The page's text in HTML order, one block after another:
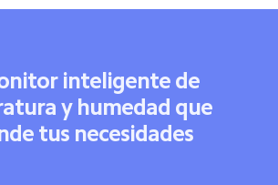
inteligente de
y humedad que
tus necesidades